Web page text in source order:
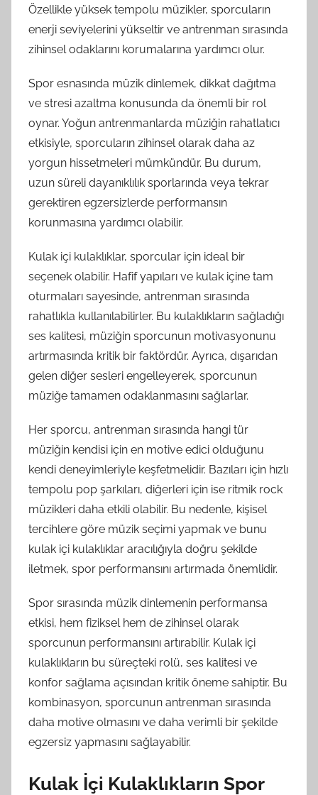
Özellikle yüksek tempolu müzikler, sporcuların
enerji seviyelerini yükseltir ve antrenman sırasında
zihinsel odaklarını korumalarına yardımcı olur.
Spor esnasında müzik dinlemek, dikkat dağıtma
ve stresi azaltma konusunda da önemli bir rol
oynar. Yoğun antrenmanlarda müziğin rahatlatıcı
etkisiyle, sporcuların zihinsel olarak daha az
yorgun hissetmeleri mümkündür. Bu durum,
uzun süreli dayanıklılık sporlarında veya tekrar
gerektiren egzersizlerde performansın
korunmasına yardımcı olabilir.
Kulak içi kulaklıklar, sporcular için ideal bir
seçenek olabilir. Hafif yapıları ve kulak içine tam
oturmaları sayesinde, antrenman sırasında
rahatlıkla kullanılabilirler. Bu kulaklıkların sağladığı
ses kalitesi, müziğin sporcunun motivasyonunu
artırmasında kritik bir faktördür. Ayrıca, dışarıdan
gelen diğer sesleri engelleyerek, sporcunun
müziğe tamamen odaklanmasını sağlarlar.
Her sporcu, antrenman sırasında hangi tür
müziğin kendisi için en motive edici olduğunu
kendi deneyimleriyle keşfetmelidir. Bazıları için hızlı
tempolu pop şarkıları, diğerleri için ise ritmik rock
müzikleri daha etkili olabilir. Bu nedenle, kişisel
tercihlere göre müzik seçimi yapmak ve bunu
kulak içi kulaklıklar aracılığıyla doğru şekilde
iletmek, spor performansını artırmada önemlidir.
Spor sırasında müzik dinlemenin performansa
etkisi, hem fiziksel hem de zihinsel olarak
sporcunun performansını artırabilir. Kulak içi
kulaklıkların bu süreçteki rolü, ses kalitesi ve
konfor sağlama açısından kritik öneme sahiptir. Bu
kombinasyon, sporcunun antrenman sırasında
daha motive olmasını ve daha verimli bir şekilde
egzersiz yapmasını sağlayabilir.
Kulak İçi Kulaklıkların Spor